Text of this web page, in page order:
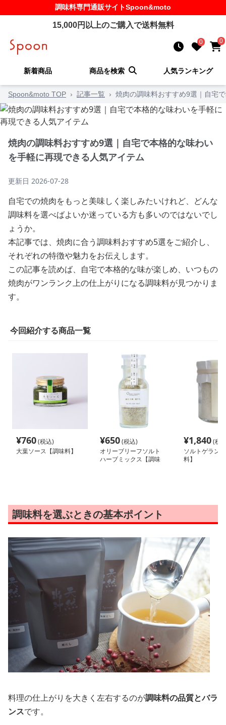
調味料専門通販サイトSpoon&moto
15,000円以上のご購入で送料無料
0 0
新着商品 商品を検索 人気ランキング
Spoon&moto TOP › 記事一覧 › 焼肉の調味料おすすめ9選｜自宅
焼肉の調味料おすすめ9選｜自宅で本格的な味わい
を手軽に再現できる人気アイテム
更新日 2026-07-28
自宅での焼肉をもっと美味しく楽しみたいけれど、どんな
調味料を選べばよいか迷っている方も多いのではないでし
ょうか。
本記事では、焼肉に合う調味料おすすめ5選をご紹介し、
それぞれの特徴や魅力をお伝えします。
この記事を読めば、自宅で本格的な味が楽しめ、いつもの
焼肉がワンランク上の仕上がりになる調味料が見つかりま
す。
今回紹介する商品一覧
¥760(税込)
大葉ソース【調味料】
¥650(税込)
オリーブリーフソルト
ハーブミックス【調味
¥1,840(税
ソルトゲラン
料】
調味料を選ぶときの基本ポイント
料理の仕上がりを大きく左右するのが調味料の品質とバラ
ンスです。